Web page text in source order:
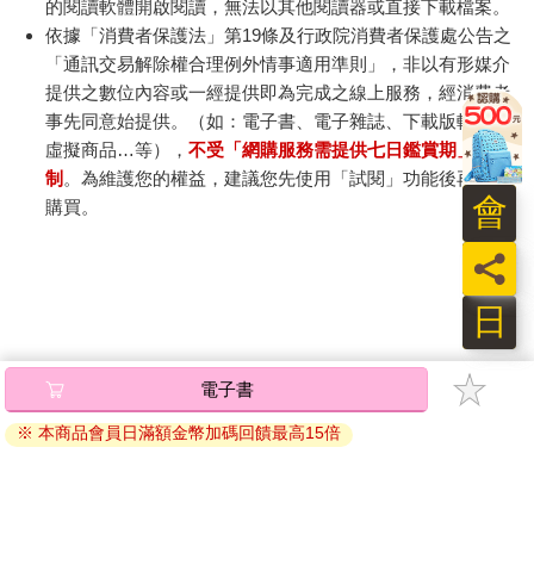
的閱讀軟體開啟閱讀，無法以其他閱讀器或直接下載檔案。
依據「消費者保護法」第19條及行政院消費者保護處公告之
「通訊交易解除權合理例外情事適用準則」，非以有形媒介
提供之數位內容或一經提供即為完成之線上服務，經消費者
事先同意始提供。（如：電子書、電子雜誌、下載版軟體、
虛擬商品…等），不受「網購服務需提供七日鑑賞期」的限
制 。為維護您的權益，建議您先使用「試閱」功能後再付款
購買。
電子書
※ 本商品會員日滿額金幣加碼回饋最高15倍
日
員
會